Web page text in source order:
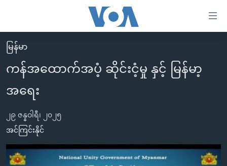
လွယ်ကူ
စေ
သည့်
များ
ပင်မ
အကြောင်းအရာ
မူလစာမျက်နှာ
မြန်မာ
ကမ္ဘာ့သတင်းများ
အမေရိကန်
တရုတ်
အစ္စရေး-ပါလက်စတိုင်း
သတင်းလွတ်လပ်ခွင့်
ရပ်ဝန်းတခု လမ်းတခု အလွန်
အင်္ဂလိပ်စာလေ့လာမယ်
မြန်မာ
ကန်အထောက်အပံ့ ဆိုင်းငံ့မှု နှင့် မြန်မာ့
အရေး
၂၉ ဇန္နဝါရီ၊ ၂၀၂၅
အင်ကြင်းနိုင်